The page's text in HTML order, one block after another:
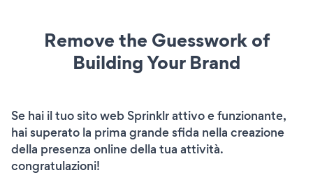
Remove the Guesswork of
Building Your Brand
Se hai il tuo sito web Sprinklr attivo e funzionante,
hai superato la prima grande sfida nella creazione
della presenza online della tua attività.
congratulazioni!